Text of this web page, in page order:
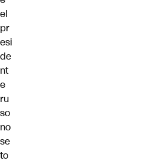
el
pr
esi
de
nt
e
ru
so
no
se
to